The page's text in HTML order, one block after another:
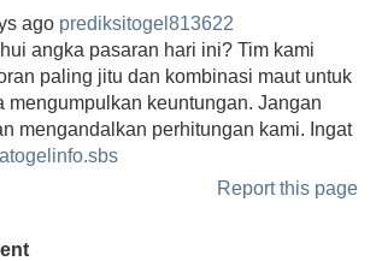
ago prediksitogel813622
angka pasaran hari ini? Tim kami
paling jitu dan kombinasi maut untuk
mengumpulkan keuntungan. Jangan
mengandalkan perhitungan kami. Ingat
Report this page